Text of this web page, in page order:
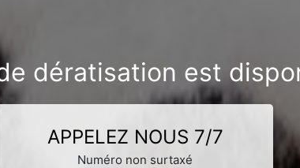
dératisation est
APPELEZ NOUS 7/7
Numéro non surtaxé